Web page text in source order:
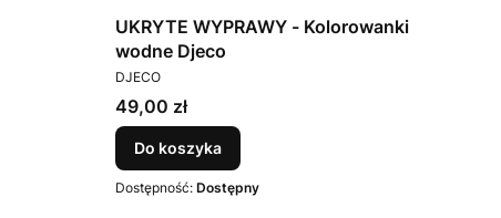
UKRYTE WYPRAWY - Kolorowanki
wodne Djeco
PRODUCENT
DJECO
Cena
49,00 zł
Do koszyka
Dostępność: Dostępny